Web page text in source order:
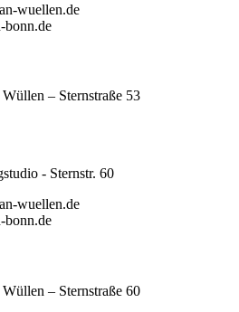
wuellen.de
bonn.de
– Sternstraße 53
- Sternstr. 60
wuellen.de
bonn.de
– Sternstraße 60